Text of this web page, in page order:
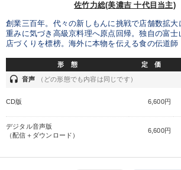
佐竹力総(美濃吉 十代目当主)
創業三百年。代々の新しもんに挑戦で店舗数拡
重みに気づき高級京料理へ原点回帰。独自の富士
店づくりを標榜。海外に本物を伝える食の伝道師
形 態 定 価
headset 音声 （どの形態でも内容は同じです）
CD版 6,600円
デジタル音声版
（配信＋ダウンロード）
6,600円